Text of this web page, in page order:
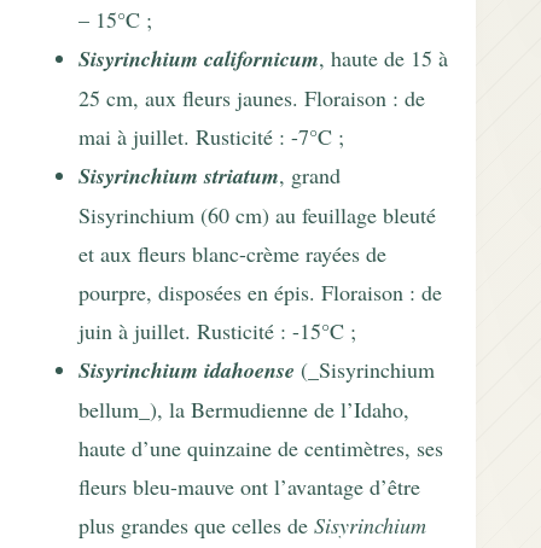
– 15°C ;
Sisyrinchium californicum, haute de 15 à
25 cm, aux fleurs jaunes. Floraison : de
mai à juillet. Rusticité : -7°C ;
Sisyrinchium striatum, grand
Sisyrinchium (60 cm) au feuillage bleuté
et aux fleurs blanc-crème rayées de
pourpre, disposées en épis. Floraison : de
juin à juillet. Rusticité : -15°C ;
Sisyrinchium idahoense (_Sisyrinchium
bellum_), la Bermudienne de l’Idaho,
haute d’une quinzaine de centimètres, ses
fleurs bleu-mauve ont l’avantage d’être
plus grandes que celles de Sisyrinchium